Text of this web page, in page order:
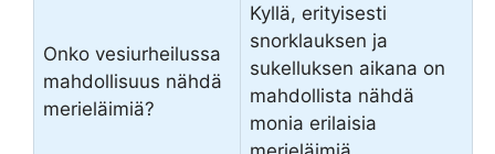
Onko vesiurheilussa
mahdollisuus nähdä
merieläimiä?
Kyllä, erityisesti
snorklauksen ja
sukelluksen aikana on
mahdollista nähdä
monia erilaisia